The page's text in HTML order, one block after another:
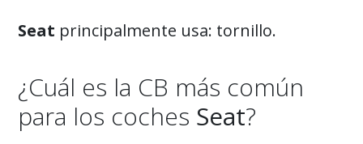
Seat principalmente usa: tornillo.
¿Cuál es la CB más común
para los coches Seat?